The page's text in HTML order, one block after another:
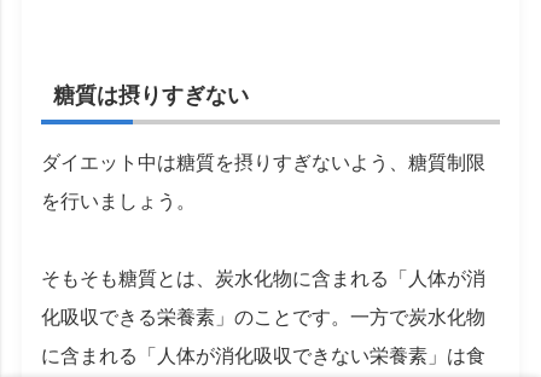
糖質は摂りすぎない
ダイエット中は糖質を摂りすぎないよう、糖質制限
を行いましょう。
そもそも糖質とは、炭水化物に含まれる「人体が消
化吸収できる栄養素」のことです。一方で炭水化物
に含まれる「人体が消化吸収できない栄養素」は食